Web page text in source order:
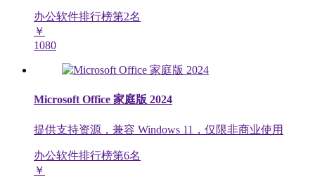
办公软件排行榜第2名
￥
1080
Microsoft Office 家庭版 2024
提供支持资源，兼容 Windows 11，仅限非商业使用
办公软件排行榜第6名
￥